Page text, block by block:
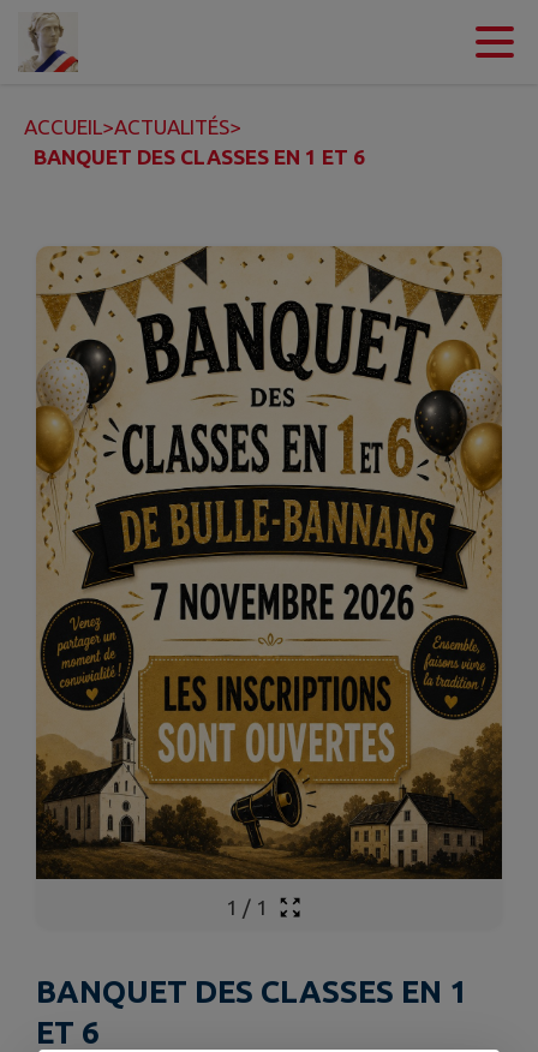
Contenu
ACCUEIL>ACTUALITÉS>
BANQUET DES CLASSES EN 1 ET 6
1 / 1
BANQUET DES CLASSES EN 1
ET 6